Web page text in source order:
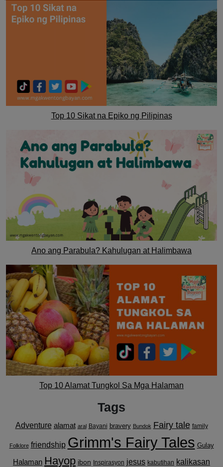
Top 10 Sikat na Epiko ng Pilipinas
Ano ang Parabula? Kahulugan at Halimbawa
Top 10 Alamat Tungkol Sa Mga Halaman
Tags
Adventure alamat aral Bayani bravery Bundok Fairy tale family
Folklore friendship Grimm's Fairy Tales Gulay
Halaman Hayop ibon Inspirasyon jesus kabutihan kalikasan